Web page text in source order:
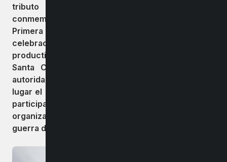
tributo a la historia y cultura de Chile,
conmemorando 213 años desde la formación de la
Primera Junta Nacional de Gobierno. La
celebración comenzó con la apertura de la feria
productiva, seguida por el Te Deum en la parroquia
Santa Cruz de Larqui , donde se dieron cita
autoridades y vecinos de la comuna . Luego, tuvo
lugar el acto cívico y tradicional desfile, en el que
participaron instituciones educativas y
organizaciones locales al compás de la banda de
guerra del liceo Manuel Bulnes